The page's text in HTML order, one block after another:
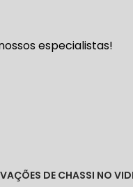
especialistas!
DE CHASSI NO